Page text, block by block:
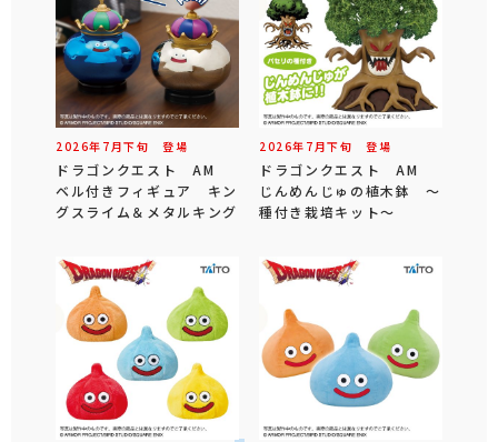
2026年 7 月下旬 登場
ドラゴンクエスト AM
ベル付きフィギュア キン
グスライム＆メタルキング
2026年 7 月下旬 登場
ドラゴンクエスト AM
じんめんじゅの植木鉢 ～
種付き栽培キット～